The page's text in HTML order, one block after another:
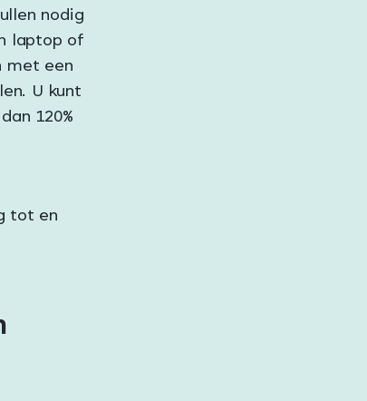
nodig
laptop of
met een
U kunt
120%
tot en